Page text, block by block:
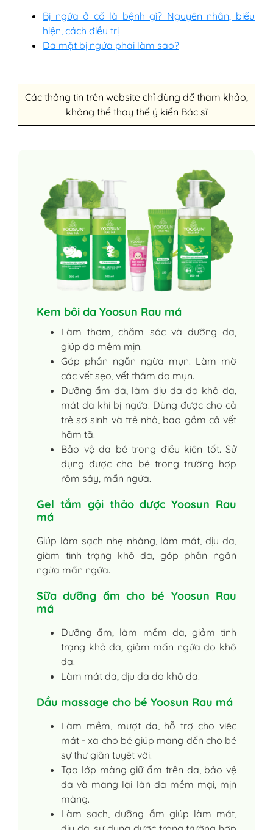
Bị ngứa ở cổ là bệnh gì? Nguyên nhân, biểu
hiện, cách điều trị
Da mặt bị ngứa phải làm sao?
Các thông tin trên website chỉ dùng để tham khảo,
không thể thay thế ý kiến Bác sĩ
Kem bôi da Yoosun Rau má
Làm thơm, chăm sóc và dưỡng da,
giúp da mềm mịn.
Góp phần ngăn ngừa mụn. Làm mờ
các vết sẹo, vết thâm do mụn.
Dưỡng ẩm da, làm dịu da do khô da,
mát da khi bị ngứa. Dùng được cho cả
trẻ sơ sinh và trẻ nhỏ, bao gồm cả vết
hăm tã.
Bảo vệ da bé trong điều kiện tốt. Sử
dụng được cho bé trong trường hợp
rôm sảy, mẩn ngứa.
Gel tắm gội thảo dược Yoosun Rau
má
Giúp làm sạch nhẹ nhàng, làm mát, dịu da,
giảm tình trạng khô da, góp phần ngăn
ngừa mẩn ngứa.
Sữa dưỡng ẩm cho bé Yoosun Rau
má
Dưỡng ẩm, làm mềm da, giảm tình
trạng khô da, giảm mẩn ngứa do khô
da.
Làm mát da, dịu da do khô da.
Dầu massage cho bé Yoosun Rau má
Làm mềm, mượt da, hỗ trợ cho việc
mát - xa cho bé giúp mang đến cho bé
sự thư giãn tuyệt vời.
Tạo lớp màng giữ ẩm trên da, bảo vệ
da và mang lại làn da mềm mại, mịn
màng.
Làm sạch, dưỡng ẩm giúp làm mát,